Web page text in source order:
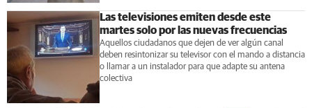
Las televisiones emiten desde este
martes solo por las nuevas frecuencias
Aquellos ciudadanos que dejen de ver algún canal
deben resintonizar su televisor con el mando a distancia
o llamar a un instalador para que adapte su antena
colectiva